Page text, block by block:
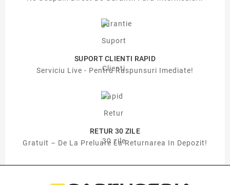
SUPORT CLIENTI RAPID
Serviciu Live - Pentru Raspunsuri Imediate!
RETUR 30 ZILE
Gratuit – De La Preluare La Returnarea In Depozit!